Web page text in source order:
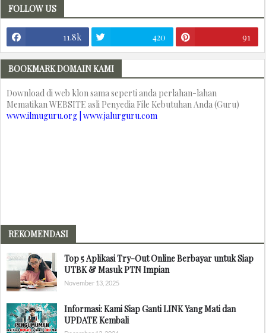
FOLLOW US
11.8k 420 91
BOOKMARK DOMAIN KAMI
Download di web klon sama seperti anda perlahan-lahan
Mematikan WEBSITE asli Penyedia File Kebutuhan Anda (Guru)
www.ilmuguru.org | www.jalurguru.com
REKOMENDASI
Top 5 Aplikasi Try-Out Online Berbayar untuk Siap
UTBK & Masuk PTN Impian
November 13, 2025
Informasi: Kami Siap Ganti LINK Yang Mati dan
UPDATE Kembali